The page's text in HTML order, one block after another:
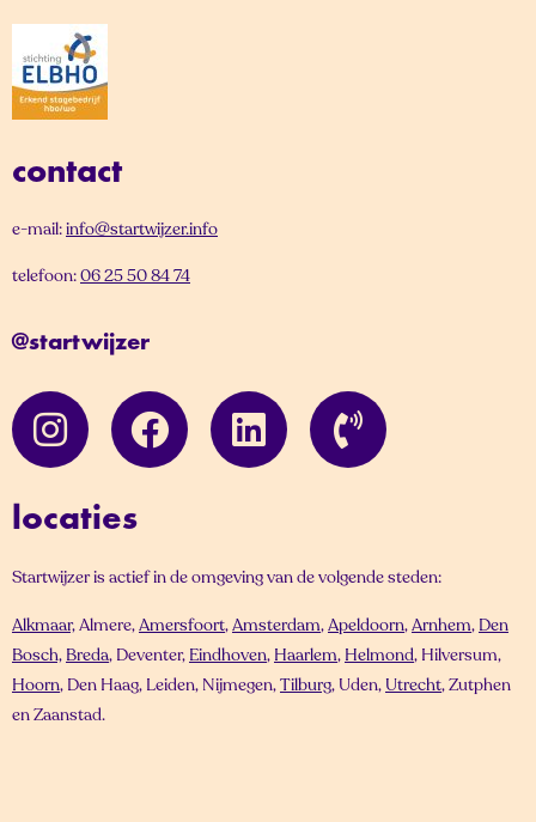
contact
e-mail:info@startwijzer.info
telefoon:06 25 50 84 74
@startwijzer
locaties
Startwijzer is actief in de omgeving van de volgende steden:
Alkmaar,Almere,Amersfoort,Amsterdam,Apeldoorn,Arnhem, Den
Bosch, Breda, Deventer, Eindhoven, Haarlem, Helmond, Hilversum,
Hoorn, Den Haag, Leiden, Nijmegen,Tilburg, Uden,Utrecht, Zutphen
en Zaanstad.